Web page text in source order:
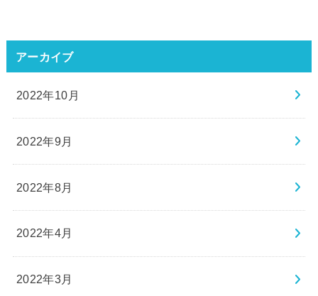
アーカイブ
2022年10月
2022年9月
2022年8月
2022年4月
2022年3月